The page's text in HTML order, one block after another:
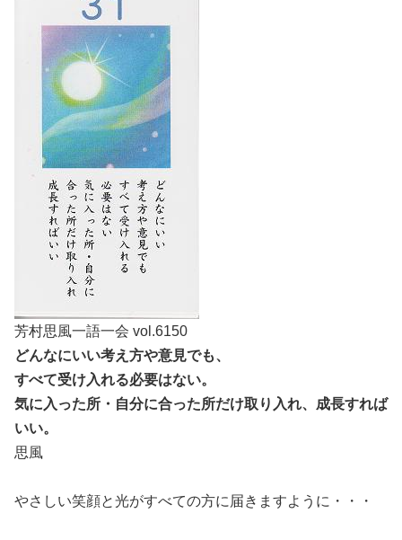
芳村思風一語一会 vol.6150
どんなにいい考え方や意見でも、
すべて受け入れる必要はない。
気に入った所・自分に合った所だけ取り入れ、成長すれば
いい。
思風
やさしい笑顔と光がすべての方に届きますように・・・